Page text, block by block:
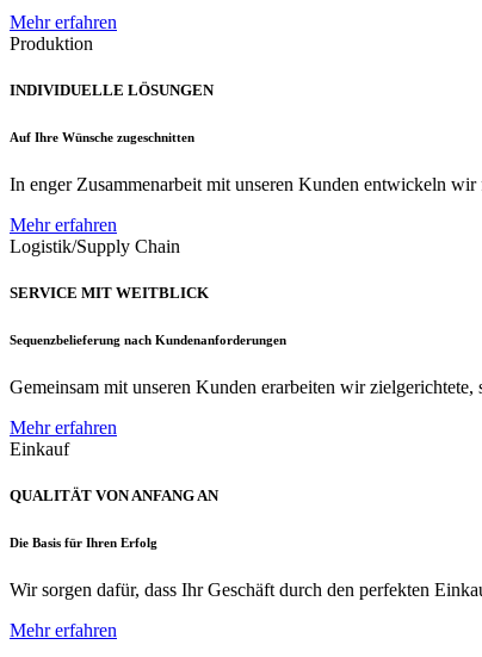
Mehr erfahren
Produktion
INDIVIDUELLE LÖSUNGEN
Auf Ihre Wünsche zugeschnitten
In enger Zusammenarbeit mit unseren Kunden entwickeln
Mehr erfahren
Logistik/Supply Chain
SERVICE MIT WEITBLICK
Sequenzbelieferung nach Kundenanforderungen
Gemeinsam mit unseren Kunden erarbeiten wir
Mehr erfahren
Einkauf
QUALITÄT VON ANFANG AN
Die Basis für Ihren Erfolg
Wir sorgen dafür, dass Ihr Geschäft durch den perfekten
Mehr erfahren